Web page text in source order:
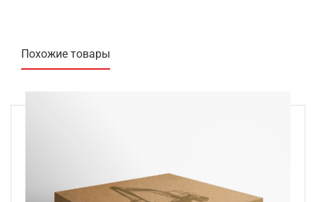
Похожие товары